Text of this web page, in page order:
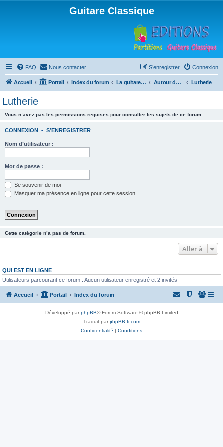
Guitare Classique
FAQ Nous contacter Connexion
S’enregistrer
Accueil Portail Index du forum La guitare : instrument, cours et théorie Autour de la guitare Lutherie
Lutherie
Vous n’avez pas les permissions requises pour consulter les sujets de ce forum.
CONNEXION • S’ENREGISTRER
Nom d’utilisateur :
Mot de passe :
Se souvenir de moi
Masquer ma présence en ligne pour cette session
Cette catégorie n’a pas de forum.
Aller à
QUI EST EN LIGNE
Utilisateurs parcourant ce forum : Aucun utilisateur enregistré et 2 invités
Accueil Portail Index du forum
Développé parphpBB® Forum Software © phpBB Limited
Traduit parphpBB-fr.com
Confidentialité | Conditions